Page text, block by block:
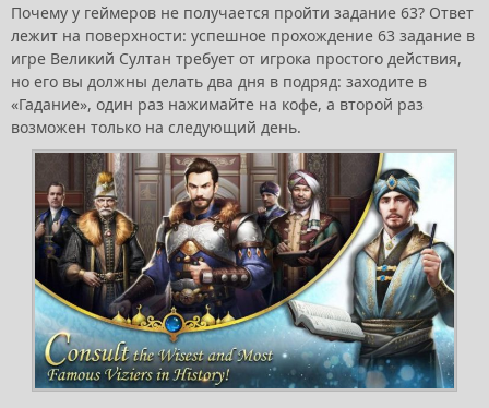
Почему у геймеров не получается пройти задание 63? Ответ
лежит на поверхности: успешное прохождение 63 задание в
игре Великий Султан требует от игрока простого действия,
но его вы должны делать два дня в подряд: заходите в
«Гадание», один раз нажимайте на кофе, а второй раз
возможен только на следующий день.